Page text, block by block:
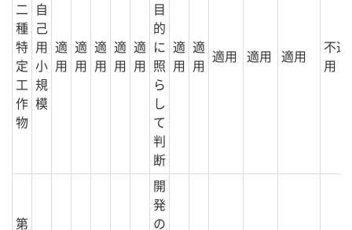
二
種
特
定
工
作
物
自
己
用
小
規
模
適
用
適
用
適
用
適
用
適
用
目
的
に
照
ら
し
て
判
断
適
用
適
用
適用 適用 適用
不適
用
第
開
発
の